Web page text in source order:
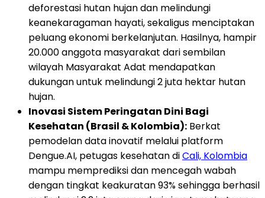
deforestasi hutan hujan dan melindungi
keanekaragaman hayati, sekaligus menciptakan
peluang ekonomi berkelanjutan. Hasilnya, hampir
20.000 anggota masyarakat dari sembilan
wilayah Masyarakat Adat mendapatkan
dukungan untuk melindungi 2 juta hektar hutan
hujan.
Inovasi Sistem Peringatan Dini Bagi
Kesehatan (Brasil & Kolombia): Berkat
pemodelan data inovatif melalui platform
Dengue.AI, petugas kesehatan diCali, Kolombia
mampu memprediksi dan mencegah wabah
dengan tingkat keakuratan 93% sehingga berhasil